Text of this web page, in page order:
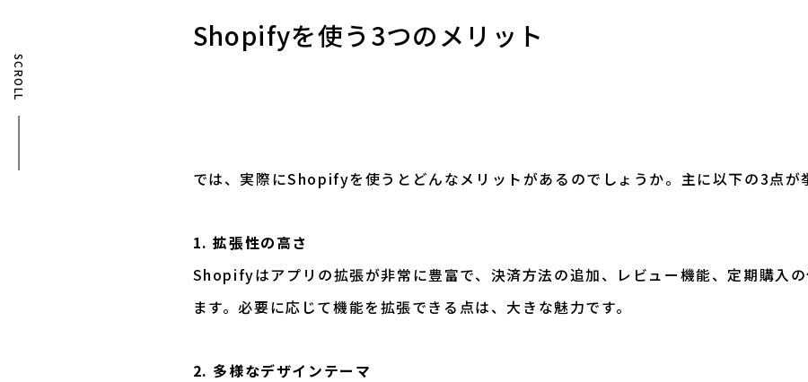
SCROLL
Shopifyを使う3つのメリット
では、実際にShopifyを使うとどんなメリットがあるのでしょうか。主に以下の3点が
1. 拡張性の高さ
Shopifyはアプリの拡張が非常に豊富で、決済方法の追加、レビュー機能、定期購入
ます。必要に応じて機能を拡張できる点は、大きな魅力です。
2. 多様なデザインテーマ